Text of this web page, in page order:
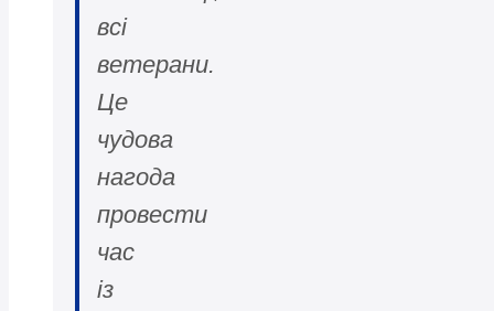
всі
ветерани.
Це
чудова
нагода
провести
час
із